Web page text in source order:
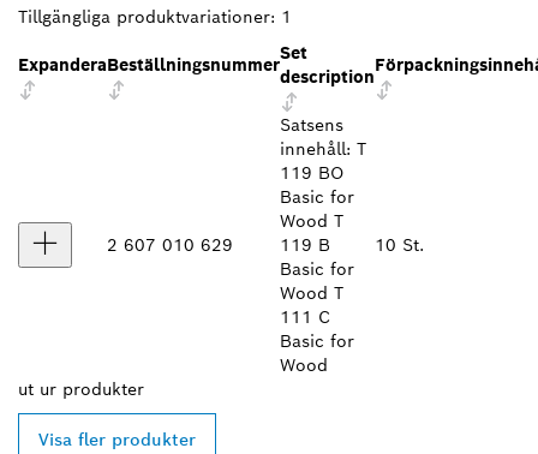
Tillgängliga produktvariationer: 1
ExpanderaBeställningsnummer
Set
description
2 607 010 629
Satsens
innehåll: T
119 BO
Basic for
Wood T
119 B
Basic for
Wood T
111 C
Basic for
Wood
10 St.
ut ur produkter
Visa fler produkter